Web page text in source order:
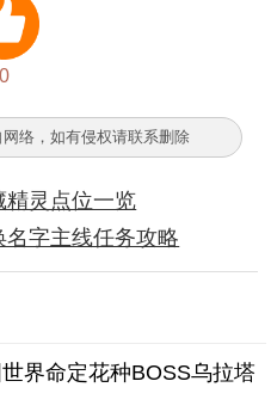
0
络，如有侵权请联系删除
精灵点位一览
字主线任务攻略
界命定花种BOSS乌拉塔